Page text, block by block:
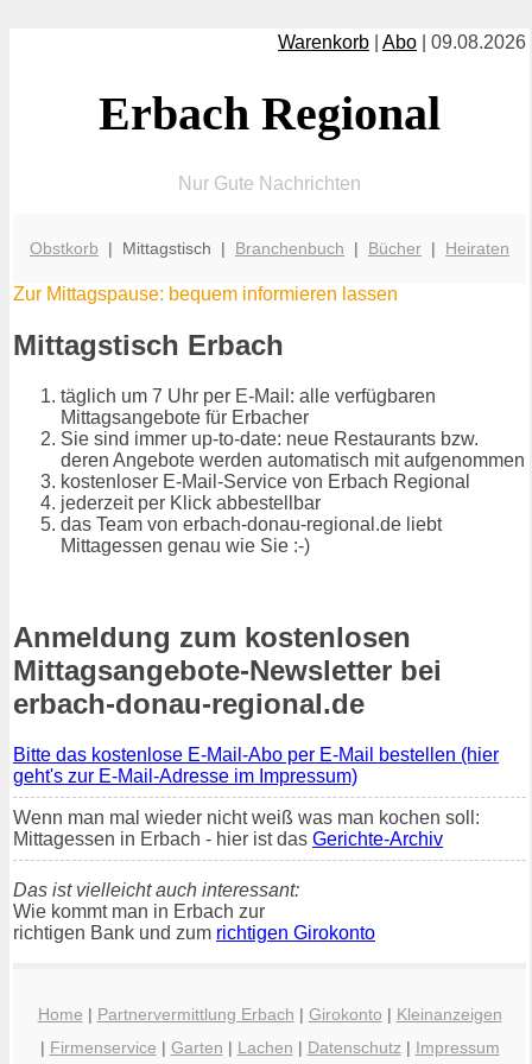
Warenkorb Abo | 09.08.2026
Erbach Regional
Nur Gute Nachrichten
Obstkorb | Mittagstisch | Branchenbuch | Bücher | Heiraten
Zur Mittagspause: bequem informieren lassen
Mittagstisch Erbach
täglich um 7 Uhr per E-Mail: alle verfügbaren
Mittagsangebote für Erbacher
Sie sind immer up-to-date: neue Restaurants bzw.
deren Angebote werden automatisch mit aufgenommen
kostenloser E-Mail-Service von Erbach Regional
jederzeit per Klick abbestellbar
das Team von erbach-donau-regional.de liebt
Mittagessen genau wie Sie :-)
Anmeldung zum kostenlosen
Mittagsangebote-Newsletter bei
erbach-donau-regional.de
Bitte das kostenlose E-Mail-Abo per E-Mail bestellen (hier
geht's zur E-Mail-Adresse im Impressum)
Wenn man mal wieder nicht weiß was man kochen soll:
Mittagessen in Erbach - hier ist das Gerichte-Archiv
Das ist vielleicht auch interessant:
Wie kommt man in Erbach zur
richtigen Bank und zum richtigen Girokonto
Home | Partnervermittlung Erbach | Girokonto | Kleinanzeigen
| Firmenservice | Garten | Lachen | Datenschutz| Impressum